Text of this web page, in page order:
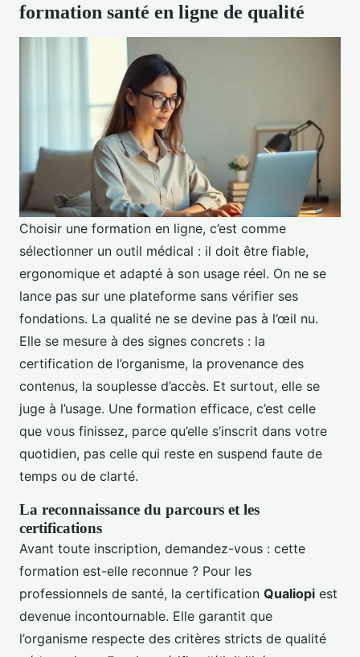
formation santé en ligne de qualité
Choisir une formation en ligne, c’est comme
sélectionner un outil médical : il doit être fiable,
ergonomique et adapté à son usage réel. On ne se
lance pas sur une plateforme sans vérifier ses
fondations. La qualité ne se devine pas à l’œil nu.
Elle se mesure à des signes concrets : la
certification de l’organisme, la provenance des
contenus, la souplesse d’accès. Et surtout, elle se
juge à l’usage. Une formation efficace, c’est celle
que vous finissez, parce qu’elle s’inscrit dans votre
quotidien, pas celle qui reste en suspend faute de
temps ou de clarté.
La reconnaissance du parcours et les
certifications
Avant toute inscription, demandez-vous : cette
formation est-elle reconnue ? Pour les
professionnels de santé, la certification Qualiopi est
devenue incontournable. Elle garantit que
l’organisme respecte des critères stricts de qualité